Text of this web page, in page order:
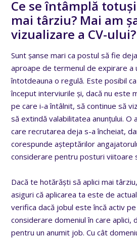
Ce se întâmplă
mai târziu? Mai am
vizualizare a CV-ului?
Sunt șanse mari ca postul să fie
aproape de termenul de expirare a
întotdeauna o regulă. Este posibil
început interviurile și, dacă nu este
pe care i-a întâlnit, să continue să
să extindă valabilitatea anunțului. O
care recrutarea deja s-a încheiat,
corespunde așteptărilor
considerare pentru posturi viitoare
Dacă te hotărăști să aplici mai
asiguri că aplicarea ta este de
verifica dacă jobul este încă activ
considerare domeniul în care aplici,
pentru un anumit job. Cu cât